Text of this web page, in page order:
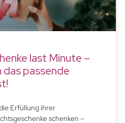
last Minute –
passende
Erfüllung ihrer
schenken –